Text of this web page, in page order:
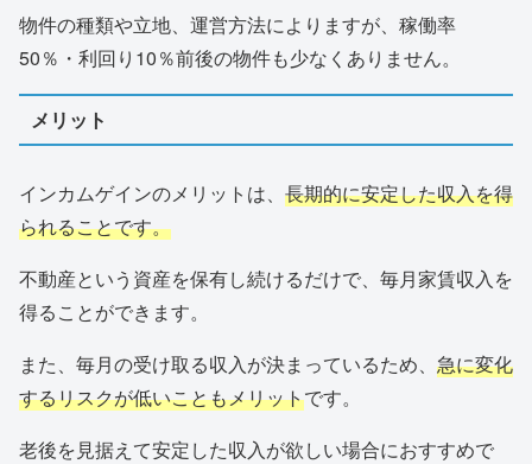
物件の種類や立地、運営方法によりますが、稼働率
50％・利回り10％前後の物件も少なくありません。
メリット
インカムゲインのメリットは、 長期的に安定した収入を得
られることです。
不動産という資産を保有し続けるだけで、毎月家賃収入を
得ることができます。
また、毎月の受け取る収入が決まっているため、 急に変化
するリスクが低いこともメリットです。
老後を見据えて安定した収入が欲しい場合におすすめで